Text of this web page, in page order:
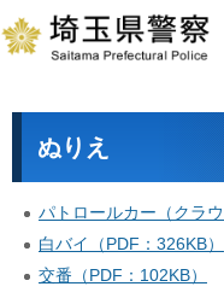
ぬりえ
パトロールカー（クラ
白バイ（PDF：326KB）
交番（PDF：102KB）